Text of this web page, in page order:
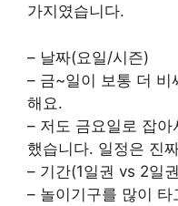
가지였습니다.
– 날짜(요일/시즌)
– 금~일이 보통 더 비
해요.
– 저도 금요일로 잡
했습니다. 일정은 진
– 기간(1일권 vs 2일
– 놀이기구를 많이